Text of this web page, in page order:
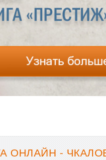
ОНЛАЙН -